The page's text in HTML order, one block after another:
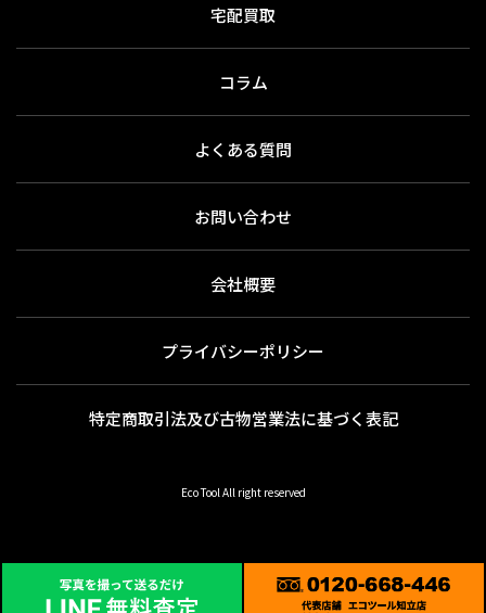
宅配買取
コラム
よくある質問
お問い合わせ
会社概要
プライバシーポリシー
特定商取引法及び古物営業法に基づく表記
Eco Tool All right reserved